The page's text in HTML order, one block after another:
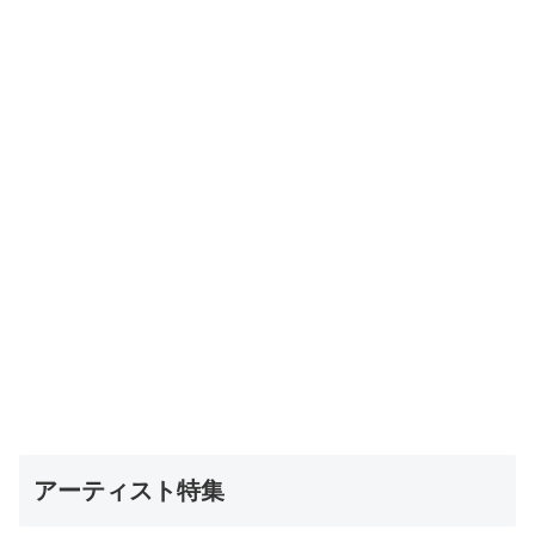
アーティスト特集